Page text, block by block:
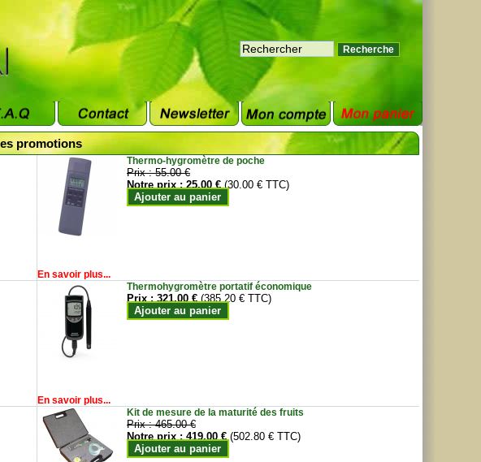
promotions
Thermo-hygromètre de poche
Prix :55.00 €
Notre prix :25.00 € (30.00 € TTC)
Ajouter au panier
En savoir plus...
Thermohygromètre portatif économique
Prix :321.00 € (385.20 € TTC)
Ajouter au panier
En savoir plus...
Kit de mesure de la maturité des fruits
Prix :465.00 €
Notre prix :419.00 € (502.80 € TTC)
Ajouter au panier